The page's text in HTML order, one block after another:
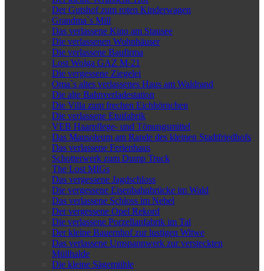
Der Gutshof zum roten Kinderwagen
Grandma`s Mill
Das verlassene Kino am Stausee
Die verlassenen Wohnhäuser
Die verlassene Baufirma
Lost Wolga GAZ M-21
Die vergessene Ziegelei
Oma`s altes verlassenes Haus am Waldrand
Die alte Bahnverladestation
Die Villa zum frechen Eichhörnchen
Die verlassene Etuifabrik
VEB Haarpflege- und Tönungsmittel
Das Mausoleum am Rande des kleinen Stadtfriedhofs
Das verlassene Ferienhaus
Schotterwerk zum Dump Truck
The Lost MIGs
Das vergessene Jagdschloss
Die vergessene Eisenbahnbrücke im Wald
Das verlassene Schloss im Nebel
Der vergessene Opel Rekord
Die verlassene Porzellanfabrik im Tal
Der kleine Bauernhof zur lustigen Witwe
Das verlassene Umspannwerk zur versteckten
Müllhalde
Die kleine Sägemühle